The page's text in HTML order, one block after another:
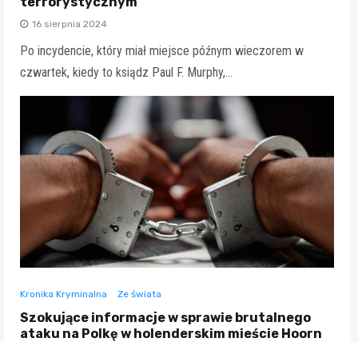
16 sierpnia 2024
Po incydencie, który miał miejsce późnym wieczorem w
czwartek, kiedy to ksiądz Paul F. Murphy,…
Kronika Kryminalna Ze świata
Szokujące informacje w sprawie brutalnego
ataku na Polkę w holenderskim mieście Hoorn